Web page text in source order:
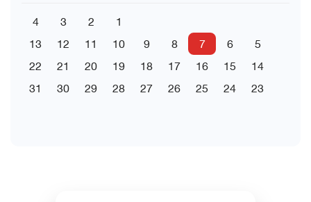
1
2
3
4
5
6
7
8
9
10
11
12
13
14
15
16
17
18
19
20
21
22
23
24
25
26
27
28
29
30
31